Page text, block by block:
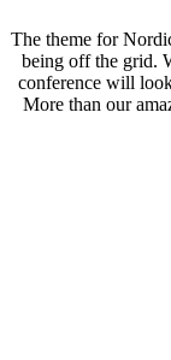
The theme for
being off the grid.
conference will
More than our